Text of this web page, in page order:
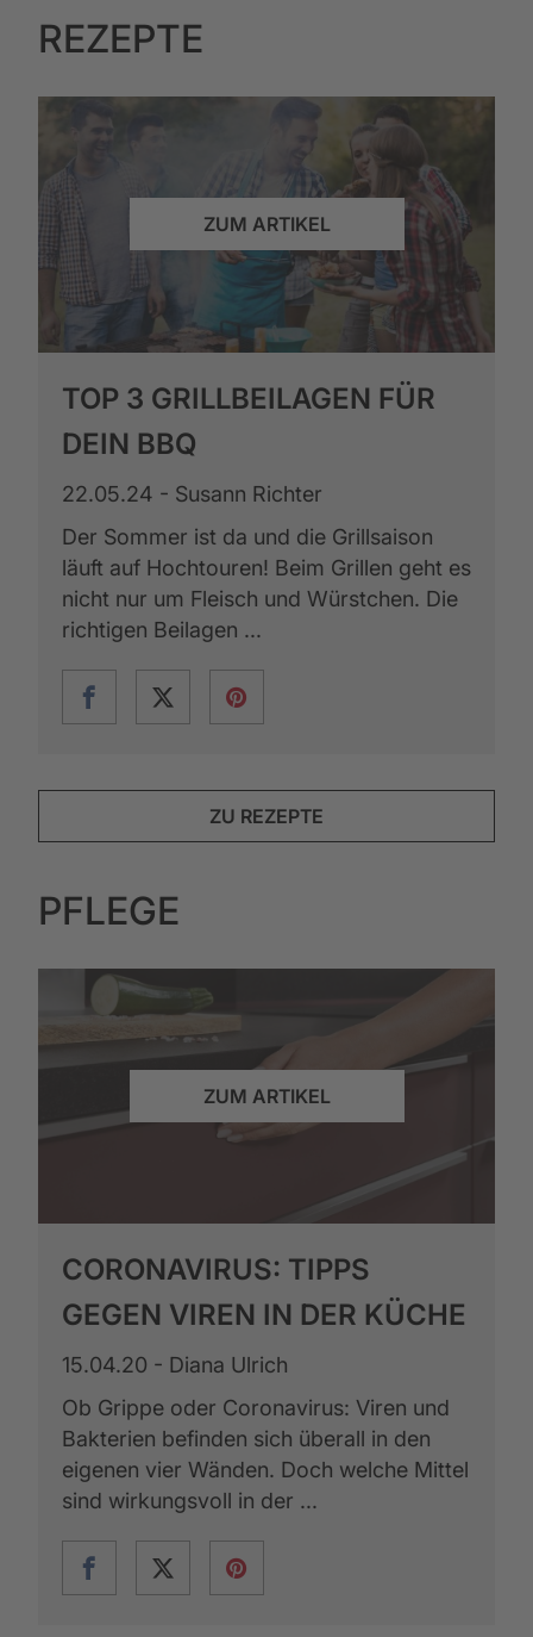
REZEPTE
ZUM ARTIKEL
TOP 3 GRILLBEILAGEN FÜR
DEIN BBQ
22.05.24 - Susann Richter
Der Sommer ist da und die Grillsaison
läuft auf Hochtouren! Beim Grillen geht es
nicht nur um Fleisch und Würstchen. Die
richtigen Beilagen ...
ZU REZEPTE
PFLEGE
ZUM ARTIKEL
CORONAVIRUS: TIPPS
GEGEN VIREN IN DER KÜCHE
15.04.20 - Diana Ulrich
Ob Grippe oder Coronavirus: Viren und
Bakterien befinden sich überall in den
eigenen vier Wänden. Doch welche Mittel
sind wirkungsvoll in der ...